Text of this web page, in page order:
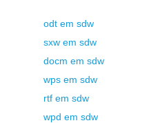
odt em sdw
sxw em sdw
docm em sdw
wps em sdw
rtf em sdw
wpd em sdw